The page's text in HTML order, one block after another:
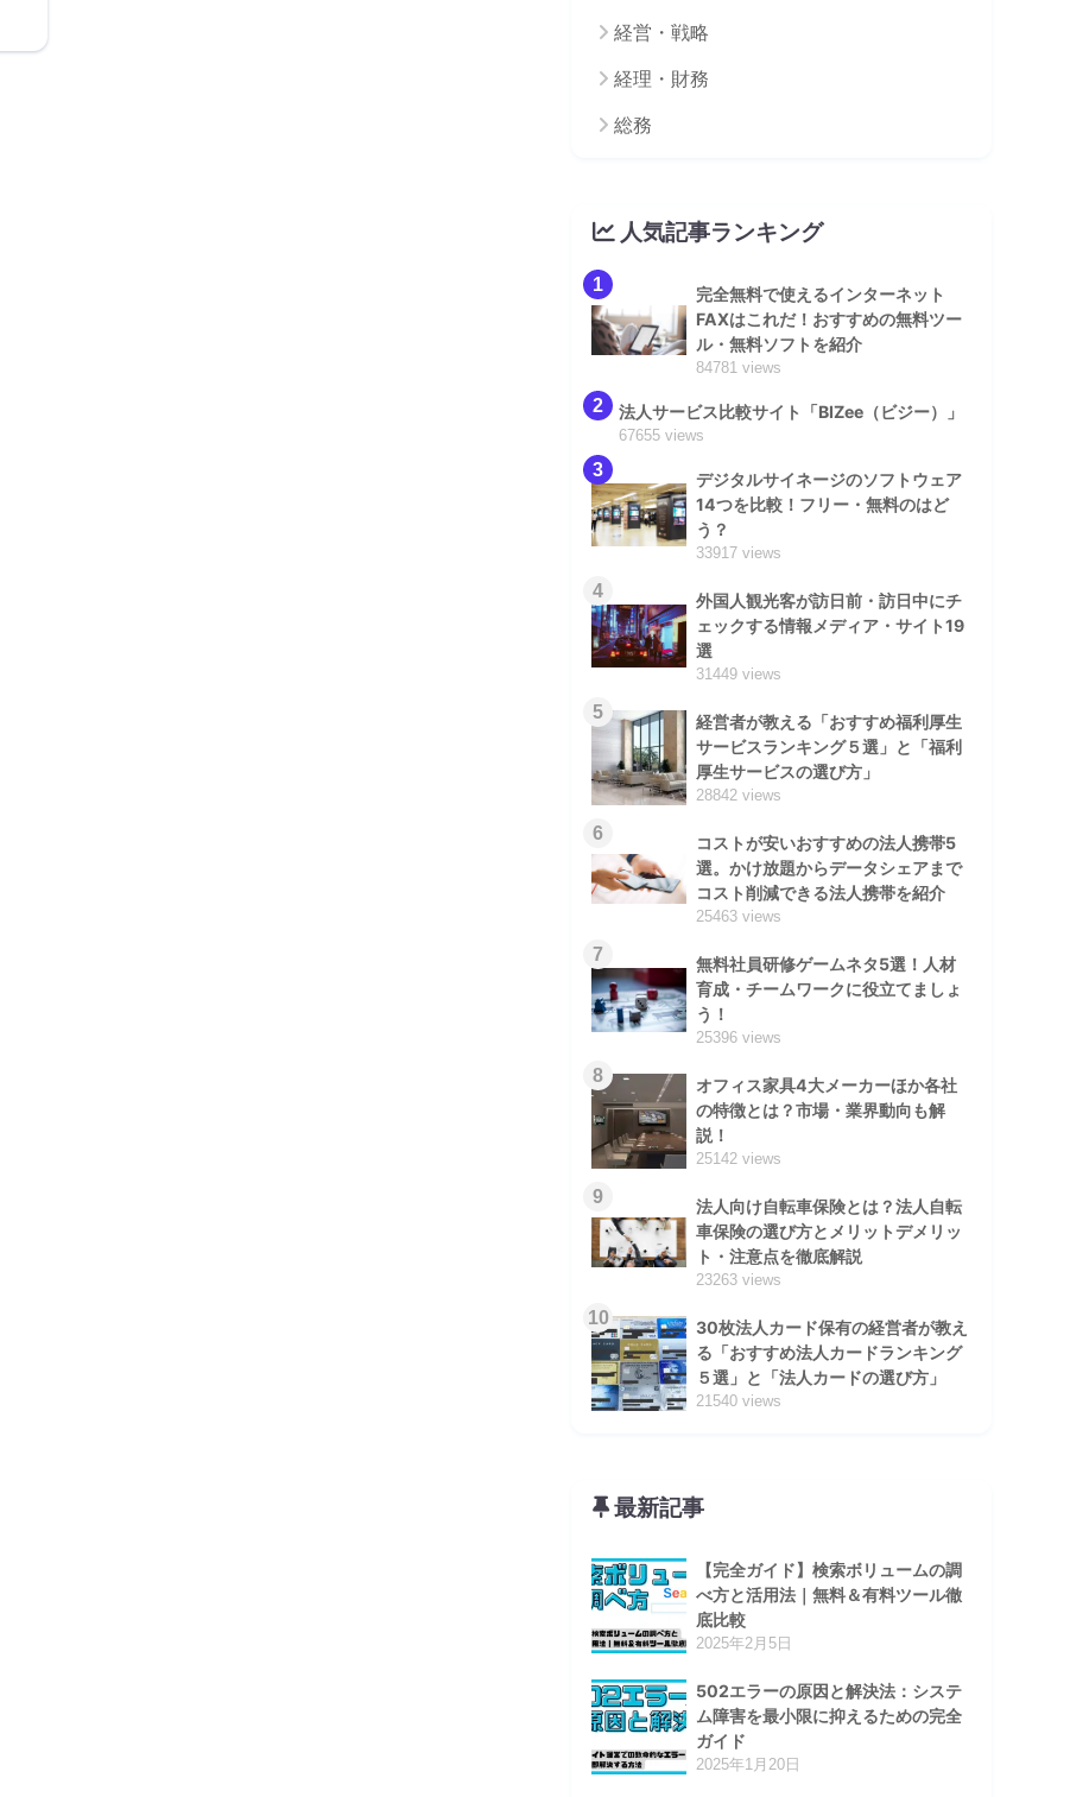
経営・戦略
経理・財務
総務
人気記事ランキング
1
完全無料で使えるインターネット
FAXはこれだ！おすすめの無料ツー
ル・無料ソフトを紹介
84781 views
2 法人サービス比較サイト「BIZee（ビジー）」
67655 views
3
デジタルサイネージのソフトウェア
14つを比較！フリー・無料のはど
う？
33917 views
4
外国人観光客が訪日前・訪日中にチ
ェックする情報メディア・サイト19
選
31449 views
5
経営者が教える「おすすめ福利厚生
サービスランキング５選」と「福利
厚生サービスの選び方」
28842 views
6
コストが安いおすすめの法人携帯5
選。かけ放題からデータシェアまで
コスト削減できる法人携帯を紹介
25463 views
7
無料社員研修ゲームネタ5選！人材
育成・チームワークに役立てましょ
う！
25396 views
8
オフィス家具4大メーカーほか各社
の特徴とは？市場・業界動向も解
説！
25142 views
9
法人向け自転車保険とは？法人自転
車保険の選び方とメリットデメリッ
ト・注意点を徹底解説
23263 views
10
30枚法人カード保有の経営者が教え
る「おすすめ法人カードランキング
５選」と「法人カードの選び方」
21540 views
最新記事
【完全ガイド】検索ボリュームの調
べ方と活用法｜無料＆有料ツール徹
底比較
2025年2月5日
502エラーの原因と解決法：システ
ム障害を最小限に抑えるための完全
ガイド
2025年1月20日